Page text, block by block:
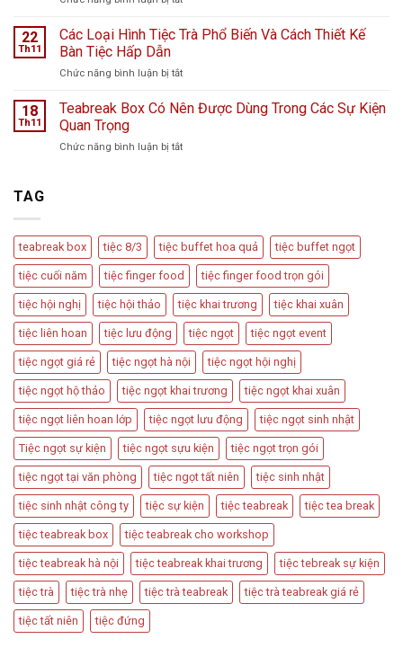
ngày
bão
Cầu
nước
Perfume
Bày
Tiệc
Đãi
Ngọt
22
Th11
Các Loại Hình Tiệc Trà Phổ Biến Và Cách Thiết Kế
Bàn Tiệc Hấp Dẫn
Chức năng bình luận bị tắtở
Loại
Trà
Kế
Bàn
Tiệc
Hấp
Dẫn
18
Th11
Teabreak Box Có Nên Được Dùng Trong Các Sự Kiện
Quan Trọng
Chức năng bình luận bị tắtở
Dùng
Trong
Các
Sự
Kiện
Quan
Trọng
TAG
teabreak box tiệc 8/3 tiệc buffet hoa quả tiệc buffet ngọt
tiệc cuối năm tiệc finger food tiệc finger food trọn gói
tiệc hội nghị tiệc hội thảo tiệc khai trương tiệc khai xuân
tiệc liên hoan tiệc lưu động tiệc ngọt tiệc ngọt event
tiệc ngọt giá rẻ tiệc ngọt hà nội tiệc ngọt hội nghị
tiệc ngọt hộ thảo tiệc ngọt khai trương tiệc ngọt khai xuân
tiệc ngọt liên hoan lớp tiệc ngọt lưu động tiệc ngọt sinh nhật
Tiệc ngọt sự kiện tiệc ngọt sựu kiện tiệc ngọt trọn gói
tiệc ngọt tại văn phòng tiệc ngọt tất niên tiệc sinh nhật
tiệc sinh nhật công ty tiệc sự kiện tiệc teabreak tiệc tea break
tiệc teabreak box tiệc teabreak cho workshop
tiệc teabreak hà nội tiệc teabreak khai trương tiệc tebreak sự kiện
tiệc trà tiệc trà nhẹ tiệc trà teabreak tiệc trà teabreak giá rẻ
tiệc tất niên tiệc đứng